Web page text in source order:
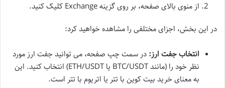
از منوی بالای صفحه، بر روی گزینه Exchange کلیک کنید.
در این بخش، اجزای مختلفی را مشاهده خواهید کرد:
انتخاب جفت ارز: در سمت چپ صفحه، می توانید جفت ارز مورد
نظر خود را (مانند BTC/USDT یا ETH/USDT) انتخاب کنید. این
به معنای خرید بیت کوین با تتر یا اتریوم با تتر است.